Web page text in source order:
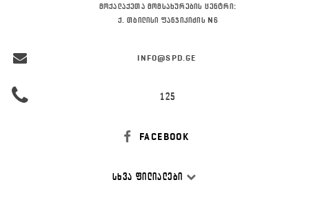
ᲛᲝᲥᲐᲚᲐᲥᲔᲗᲐ ᲛᲝᲛᲡᲐᲮᲣᲠᲔᲑᲘᲡ ᲪᲔᲜᲢᲠᲘ:
Ქ. ᲗᲑᲘᲚᲘᲡᲘ ᲤᲐᲜᲯᲘᲙᲘᲫᲘᲡ N6
INFO@SPD.GE
125
FACEBOOK
ᲡᲮᲕᲐ ᲤᲘᲚᲘᲐᲚᲔᲑᲘ